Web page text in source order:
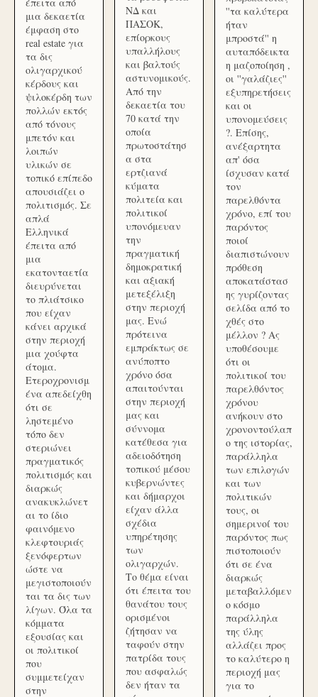
μια δεκαετία
έμφαση στο
real estate για
τα δις
ολιγαρχικού
κέρδους και
ψιλοκέρδη των
πολλών εκτός
από τόνους
μπετόν και
λοιπών
υλικών σε
τοπικό επίπεδο
απουσιάζει ο
πολιτισμός. Σε
απλά
Ελληνικά
έπειτα από
μια
εκατονταετία
διευρύνεται
το πλιάτσικο
που είχαν
κάνει αρχικά
στην περιοχή
μια χούφτα
άτομα.
Ετεροχρονισμ
ένα απεδείχθη
ότι σε
ληστεμένο
τόπο δεν
στεριώνει
πραγματικός
πολιτισμός και
διαρκώς
ανακυκλώνετ
αι το ίδιο
φαινόμενο
κλεφτουριάς
ξενόφερτων
ώστε να
μεγιστοποιούν
ται τα δις των
λίγων. Όλα τα
κόμματα
εξουσίας και
οι πολιτικοί
που
συμμετείχαν
στην
ΝΔ και
ΠΑΣΟΚ,
επίορκους
υπαλλήλους
και βαλτούς
αστυνομικούς.
Από την
δεκαετία του
70 κατά την
οποία
πρωτοστάτησ
α στα
ερτζιανά
κύματα
πολιτεία και
πολιτικοί
υπονόμευαν
την
πραγματική
δημοκρατική
και αξιακή
μετεξέλιξη
στην περιοχή
μας. Ενώ
πρότεινα
εμπράκτως σε
ανύποπτο
χρόνο όσα
απαιτούνται
στην περιοχή
μας και
σύννομα
κατέθεσα για
αδειοδότηση
τοπικού μέσου
κυβερνώντες
και δήμαρχοι
είχαν άλλα
σχέδια
υπηρέτησης
των
ολιγαρχών.
Το θέμα είναι
ότι έπειτα του
θανάτου τους
ορισμένοι
ζήτησαν να
ταφούν στην
πατρίδα τους
που ασφαλώς
δεν ήταν τα
''τα καλύτερα
ήταν
μπροστά'' η
αυταπόδεικτα
η μαζοποίηση ,
οι ''γαλάζιες''
εξυπηρετήσεις
και οι
υπονομεύσεις
?. Επίσης,
ανέξαρτητα
απ' όσα
ίσχυσαν κατά
τον
παρελθόντα
χρόνο, επί του
παρόντος
ποιοί
διαπιστώνουν
πρόθεση
αποκατάστασ
ης γυρίζοντας
σελίδα από το
χθές στο
μέλλον ? Ας
υποθέσουμε
ότι οι
πολιτικοί του
παρελθόντος
χρόνου
ανήκουν στο
χρονοντούλαπ
ο της ιστορίας,
παράλληλα
των επιλογών
και των
πολιτικών
τους, οι
σημερινοί του
παρόντος πως
πιστοποιούν
ότι σε ένα
διαρκώς
μεταβαλλόμεν
ο κόσμο
παράλληλα
της ύλης
αλλάζει προς
το καλύτερο η
περιοχή μας
για το